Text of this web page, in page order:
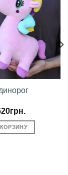
В
избранное
грн.